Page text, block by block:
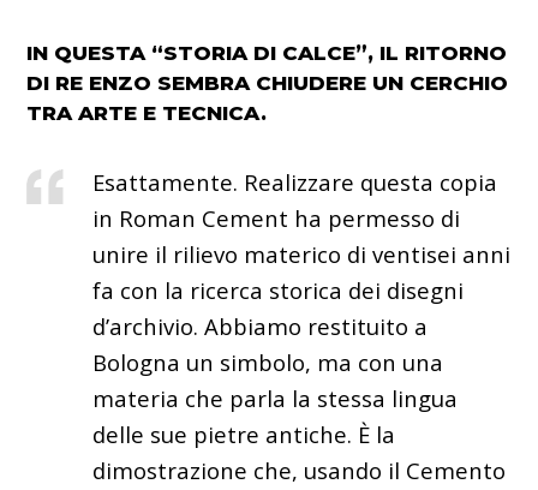
IN QUESTA “STORIA DI CALCE”, IL RITORNO
DI RE ENZO SEMBRA CHIUDERE UN CERCHIO
TRA ARTE E TECNICA.
Esattamente. Realizzare questa copia
in Roman Cement ha permesso di
unire il rilievo materico di ventisei anni
fa con la ricerca storica dei disegni
d’archivio. Abbiamo restituito a
Bologna un simbolo, ma con una
materia che parla la stessa lingua
delle sue pietre antiche. È la
dimostrazione che, usando il Cemento